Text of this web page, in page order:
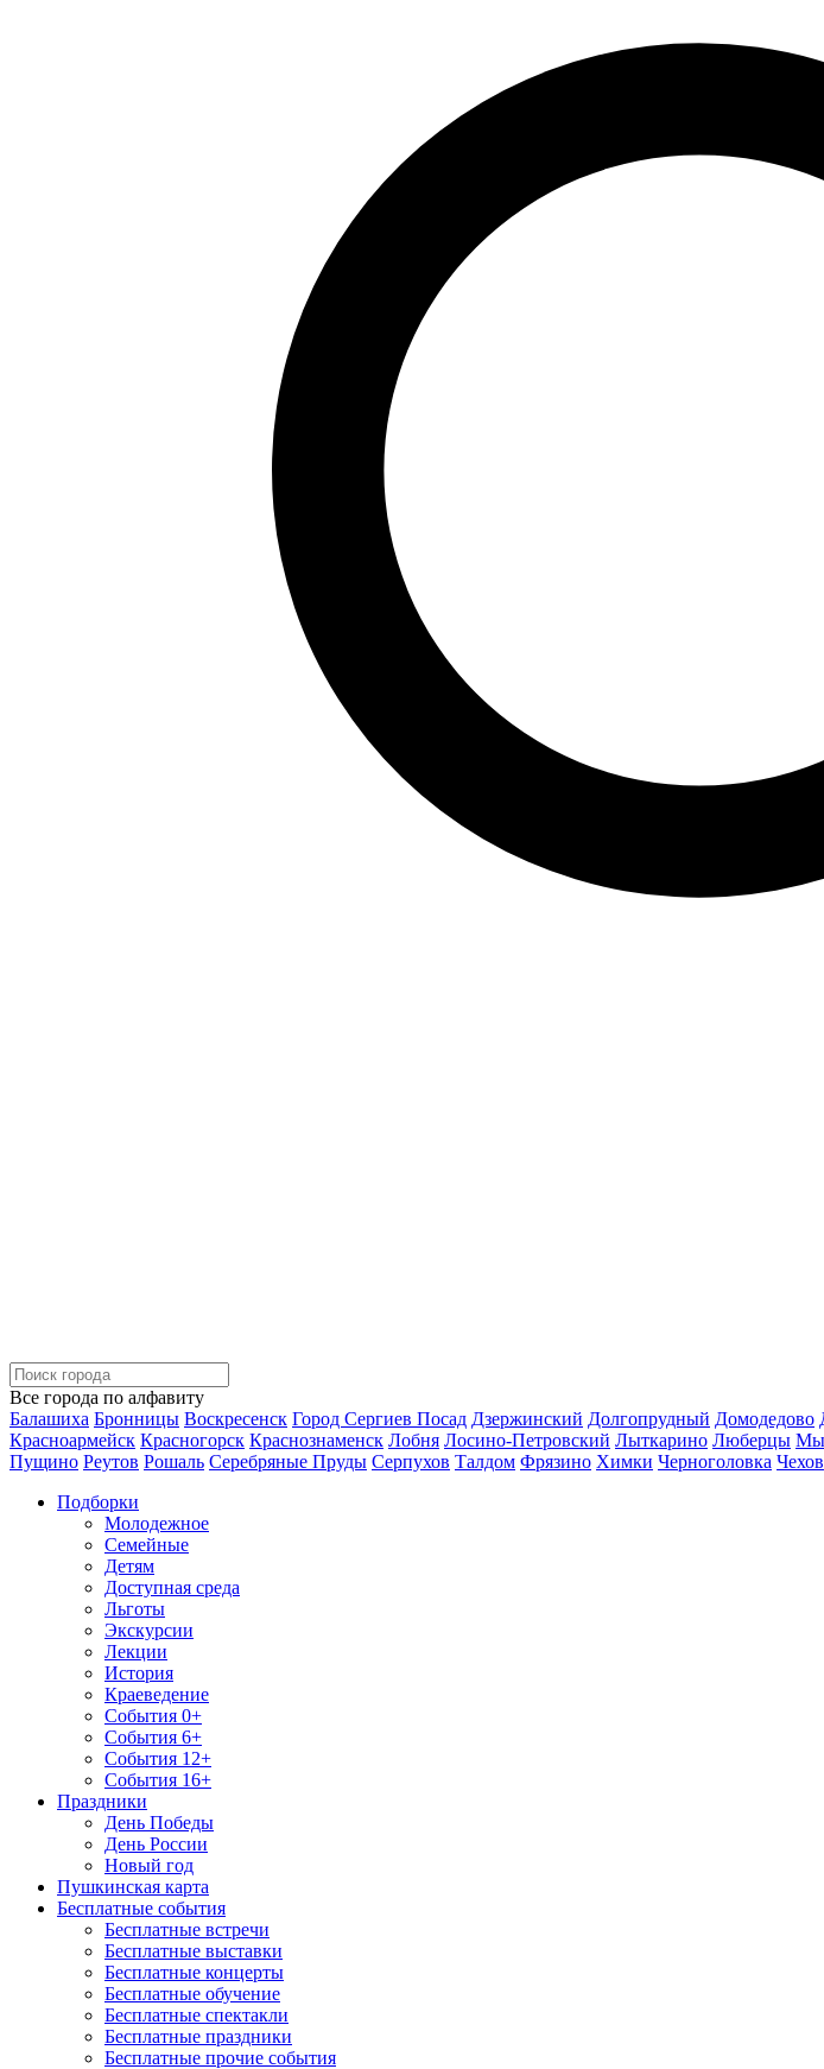
Все города по алфавиту
Балашиха Бронницы Воскресенск Город Сергиев Посад Дзержинский Долгопрудный Домодедово
Красноармейск Красногорск Краснознаменск Лобня Лосино-Петровский Лыткарино Люберцы
Пущино Реутов Рошаль Серебряные Пруды Серпухов Талдом Фрязино Химки Черноголовка Чехов
Подборки
Молодежное
Семейные
Детям
Доступная среда
Льготы
Экскурсии
Лекции
История
Краеведение
События 0+
События 6+
События 12+
События 16+
Праздники
День Победы
День России
Новый год
Пушкинская карта
Бесплатные события
Бесплатные встречи
Бесплатные выставки
Бесплатные концерты
Бесплатные обучение
Бесплатные спектакли
Бесплатные праздники
Бесплатные прочие события